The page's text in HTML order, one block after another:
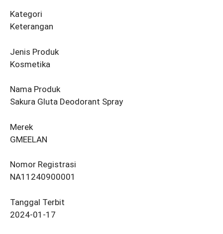
Kategori
Keterangan
Jenis Produk
Kosmetika
Nama Produk
Sakura Gluta Deodorant Spray
Merek
GMEELAN
Nomor Registrasi
NA11240900001
Tanggal Terbit
2024-01-17